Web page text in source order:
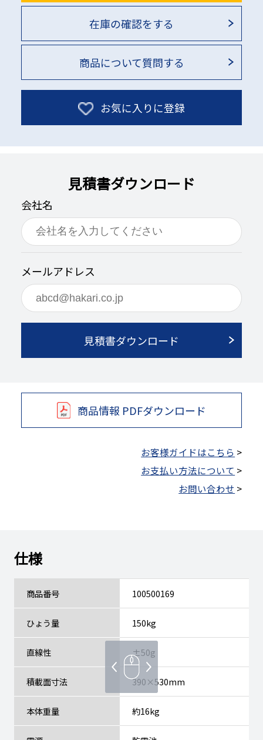
在庫の確認をする
商品について質問する
お気に入りに登録
見積書ダウンロード
会社名
メールアドレス
見積書ダウンロード
商品情報 PDFダウンロード
お客様ガイドはこちら >
お支払い方法について >
お問い合わせ >
仕様
商品番号 100500169
ひょう量 150kg
直線性 ±50g
積載面寸法 390×530mm
本体重量 約16kg